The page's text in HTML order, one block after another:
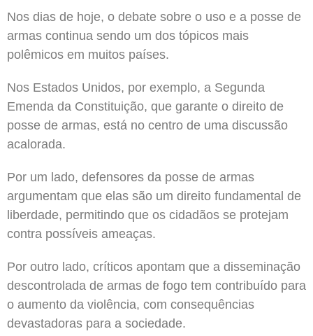
Nos dias de hoje, o debate sobre o uso e a posse de
armas continua sendo um dos tópicos mais
polêmicos em muitos países.
Nos Estados Unidos, por exemplo, a Segunda
Emenda da Constituição, que garante o direito de
posse de armas, está no centro de uma discussão
acalorada.
Por um lado, defensores da posse de armas
argumentam que elas são um direito fundamental de
liberdade, permitindo que os cidadãos se protejam
contra possíveis ameaças.
Por outro lado, críticos apontam que a disseminação
descontrolada de armas de fogo tem contribuído para
o aumento da violência, com consequências
devastadoras para a sociedade.